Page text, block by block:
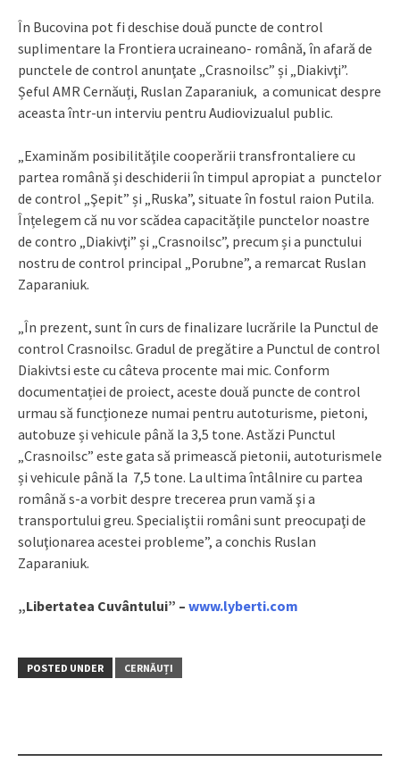
În Bucovina pot fi deschise două puncte de control
suplimentare la Frontiera ucraineano- română, în afară de
punctele de control anunţate „Crasnoilsc” și „Diakivţi”.
Șeful AMR Cernăuți, Ruslan Zaparaniuk, a comunicat despre
aceasta într-un interviu pentru Audiovizualul public.
„Examinăm posibilităţile cooperării transfrontaliere cu
partea română și deschiderii în timpul apropiat a punctelor
de control „Şepit” și „Ruska”, situate în fostul raion Putila.
Înțelegem că nu vor scădea capacităţile punctelor noastre
de contro „Diakivţi” și „Crasnoilsc”, precum și a punctului
nostru de control principal „Porubne”, a remarcat Ruslan
Zaparaniuk.
„În prezent, sunt în curs de finalizare lucrările la Punctul de
control Crasnoilsc. Gradul de pregătire a Punctul de control
Diakivtsi este cu câteva procente mai mic. Conform
documentației de proiect, aceste două puncte de control
urmau să funcționeze numai pentru autoturisme, pietoni,
autobuze și vehicule până la 3,5 tone. Astăzi Punctul
„Crasnoilsc” este gata să primească pietonii, autoturismele
și vehicule până la 7,5 tone. La ultima întâlnire cu partea
română s-a vorbit despre trecerea prun vamă şi a
transportului greu. Specialiştii români sunt preocupaţi de
soluţionarea acestei probleme”, a conchis Ruslan
Zaparaniuk.
„Libertatea Cuvântului” – www.lyberti.com
POSTED UNDER CERNĂUȚI